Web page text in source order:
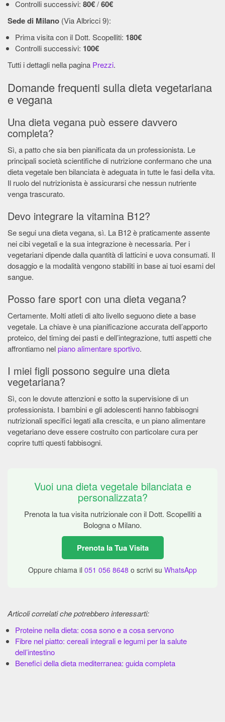
Controlli successivi: 80€/60€
Sede di Milano (Via Albricci 9):
Prima visita con il Dott. Scopelliti: 180€
Controlli successivi: 100€
Tutti i dettagli nella pagina Prezzi.
Domande frequenti sulla dieta vegetariana
e vegana
Una dieta vegana può essere davvero
completa?
Sì, a patto che sia ben pianificata da un professionista. Le
principali società scientifiche di nutrizione confermano che una
dieta vegetale ben bilanciata è adeguata in tutte le fasi della vita.
Il ruolo del nutrizionista è assicurarsi che nessun nutriente
venga trascurato.
Devo integrare la vitamina B12?
Se segui una dieta vegana, sì. La B12 è praticamente assente
nei cibi vegetali e la sua integrazione è necessaria. Per i
vegetariani dipende dalla quantità di latticini e uova consumati. Il
dosaggio e la modalità vengono stabiliti in base ai tuoi esami del
sangue.
Posso fare sport con una dieta vegana?
Certamente. Molti atleti di alto livello seguono diete a base
vegetale. La chiave è una pianificazione accurata dell’apporto
proteico, del timing dei pasti e dell’integrazione, tutti aspetti che
affrontiamo nelpiano alimentare sportivo.
I miei figli possono seguire una dieta
vegetariana?
Sì, con le dovute attenzioni e sotto la supervisione di un
professionista. I bambini e gli adolescenti hanno fabbisogni
nutrizionali specifici legati alla crescita, e un piano alimentare
vegetariano deve essere costruito con particolare cura per
coprire tutti questi fabbisogni.
Vuoi una dieta vegetale bilanciata e
personalizzata?
Prenota la tua visita nutrizionale con il Dott. Scopelliti a
Bologna o Milano.
Prenota la Tua Visita
Oppure chiama il 051 056 8648 o scrivi su WhatsApp
Articoli correlati che potrebbero interessarti:
Proteine nella dieta: cosa sono e a cosa servono
Fibre nel piatto: cereali integrali e legumi per la salute
dell’intestino
Benefici della dieta mediterranea: guida completa